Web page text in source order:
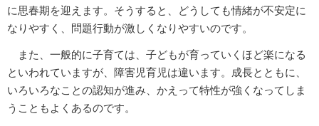
に思春期を迎えます。そうすると、どうしても情緒が不安定に
なりやすく、問題行動が激しくなりやすいのです。
また、一般的に子育ては、子どもが育っていくほど楽になる
といわれていますが、障害児育児は違います。成長とともに、
いろいろなことの認知が進み、かえって特性が強くなってしま
うこともよくあるのです。